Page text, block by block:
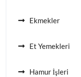
Ekmekler
Et Yemekleri
Hamur İşleri